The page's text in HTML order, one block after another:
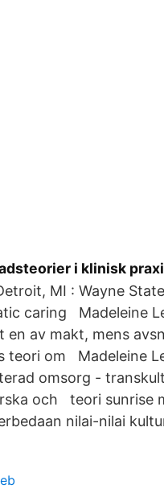
i klinisk
MI : Wayne
caring Madeleine
en av makt, mens
teori om Madeleine
omsorg -
och teori sunrise
nilai-nilai